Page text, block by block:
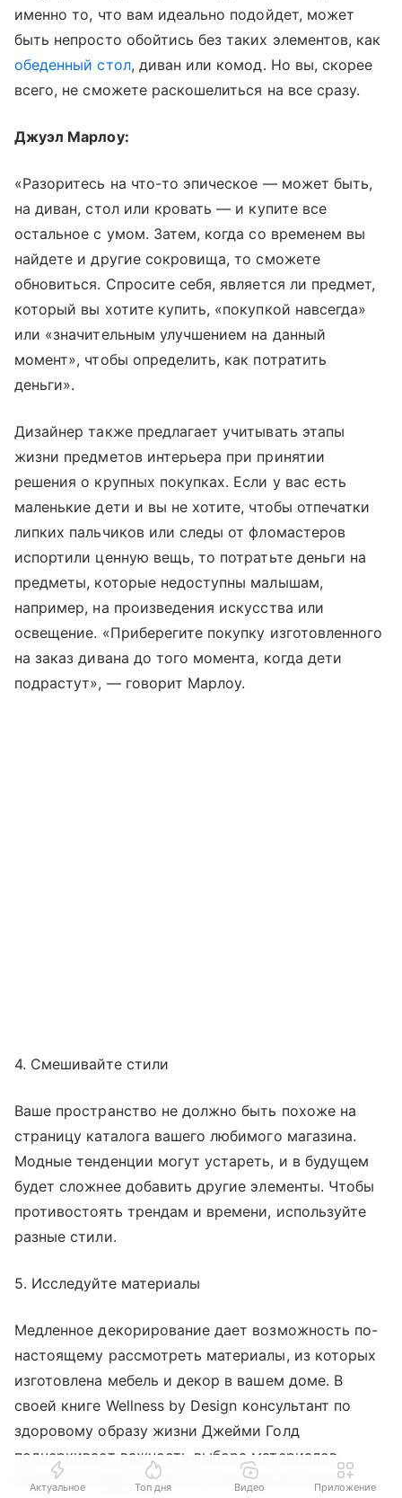
именно то, что вам идеально подойдет, может
быть непросто обойтись без таких элементов, как
обеденный стол, диван или комод. Но вы, скорее
всего, не сможете раскошелиться на все сразу.
Джуэл Марлоу:
«Разоритесь на что-то эпическое — может быть,
на диван, стол или кровать — и купите все
остальное с умом. Затем, когда со временем вы
найдете и другие сокровища, то сможете
обновиться. Спросите себя, является ли предмет,
который вы хотите купить, «покупкой навсегда»
или «значительным улучшением на данный
момент», чтобы определить, как потратить
деньги».
Дизайнер также предлагает учитывать этапы
жизни предметов интерьера при принятии
решения о крупных покупках. Если у вас есть
маленькие дети и вы не хотите, чтобы отпечатки
липких пальчиков или следы от фломастеров
испортили ценную вещь, то потратьте деньги на
предметы, которые недоступны малышам,
например, на произведения искусства или
освещение. «Приберегите покупку изготовленного
на заказ дивана до того момента, когда дети
подрастут», — говорит Марлоу.
4. Смешивайте стили
Ваше пространство не должно быть похоже на
страницу каталога вашего любимого магазина.
Модные тенденции могут устареть, и в будущем
будет сложнее добавить другие элементы. Чтобы
противостоять трендам и времени, используйте
разные стили.
5. Исследуйте материалы
Медленное декорирование дает возможность по-
настоящему рассмотреть материалы, из которых
изготовлена мебель и декор в вашем доме. В
своей книге Wellness by Design консультант по
здоровому образу жизни Джейми Голд
подчеркивает важность выбора материалов.
Имеет ли ковер защиту от химических пятен?
Актуальное Топ дня Видео Приложение